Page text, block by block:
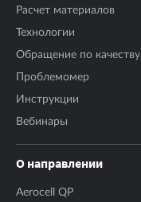
Расчет материалов
Технологии
Обращение по качеству
Проблемомер
Инструкции
Вебинары
О направлении
Aerocell QP